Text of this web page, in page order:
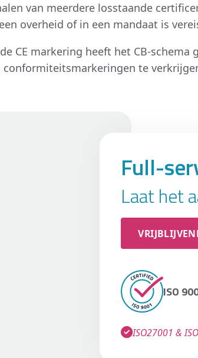
van meerdere losstaande
overheid of in een mandaat is
CE markering heeft het CB-
te
Full-
Laat het
ISO
ISO27001 &